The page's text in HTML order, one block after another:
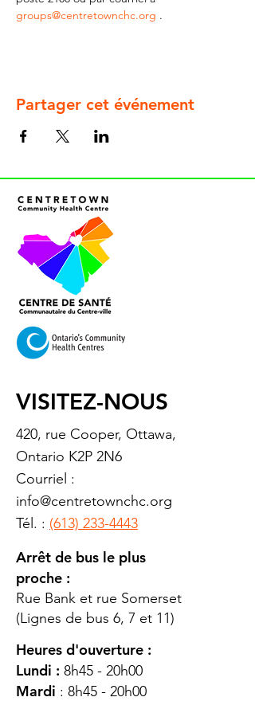
groups@centretownchc.org .
Partager cet événement
VISITEZ-NOUS
420, rue Cooper, Ottawa,
Ontario K2P 2N6
Courriel :
info@centretownchc.org
Tél. : (613) 233-4443
Arrêt de bus le plus
proche :
Rue Bank et rue Somerset
(Lignes de bus 6, 7 et 11)
Heures d'ouverture :
Lundi : 8h45 - 20h00
Mardi : 8h45 - 20h00